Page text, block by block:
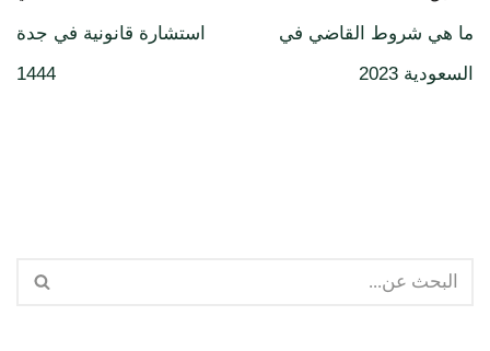
ما هي شروط القاضي في
السعودية 2023
استشارة قانونية في جدة
1444